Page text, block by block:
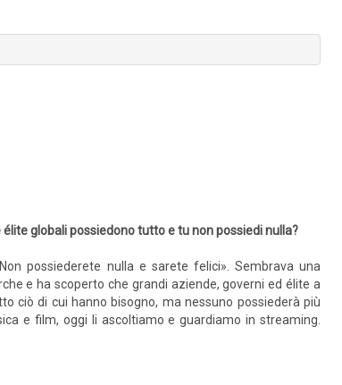
globali possiedono tutto e tu non possiedi nulla?
possiederete nulla e sarete felici». Sembrava una
e ha scoperto che grandi aziende, governi ed élite a
ciò di cui hanno bisogno, ma nessuno possiederà più
e film, oggi li ascoltiamo e guardiamo in streaming.